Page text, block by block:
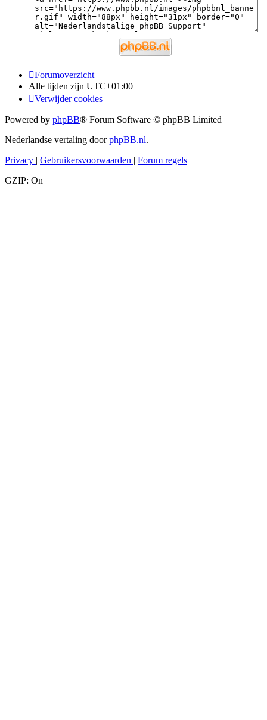
Forumoverzicht
Alle tijden zijn UTC+01:00
Verwijder cookies
Powered by phpBB® Forum Software © phpBB Limited
Nederlandse vertaling doorphpBB.nl.
Privacy | Gebruikersvoorwaarden | Forum regels
GZIP: On